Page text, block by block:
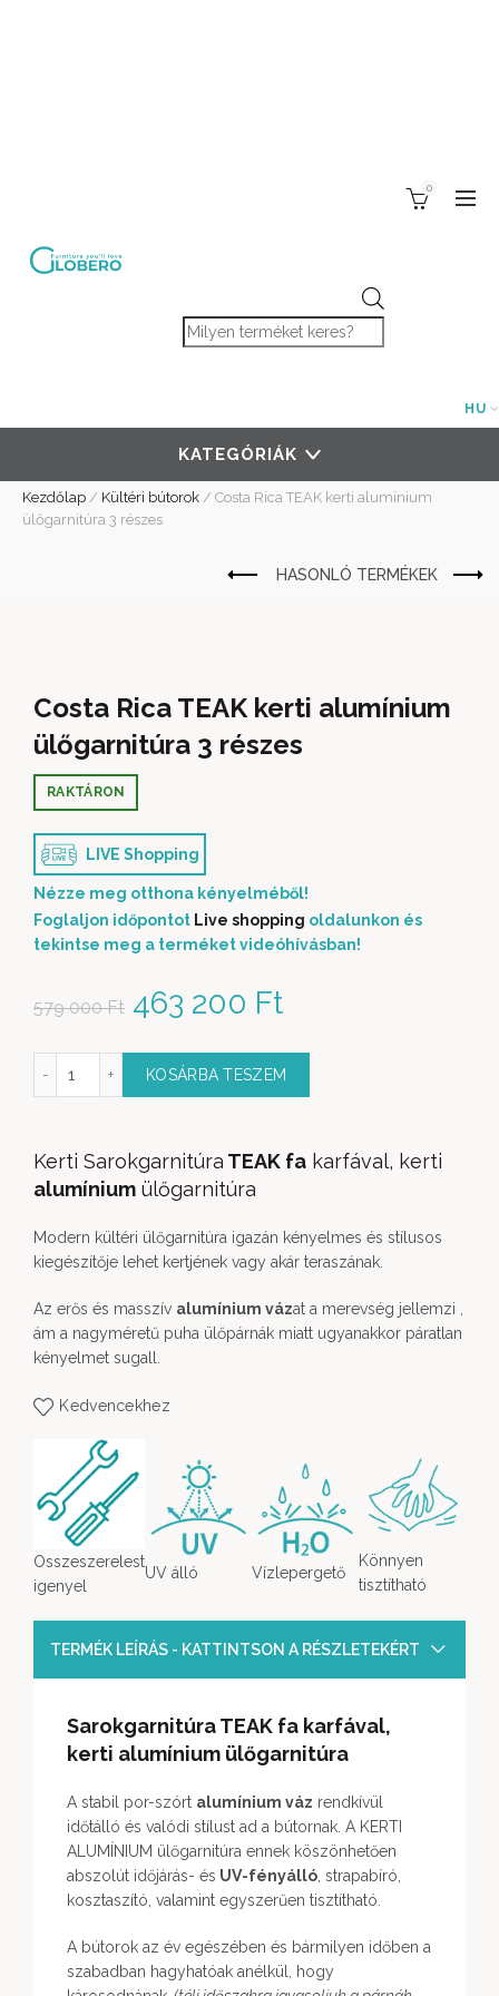
Products search
0
HU
KATEGÓRIÁK
Kezdőlap / Kültéri bútorok / Costa Rica TEAK kerti alumínium
ülőgarnitúra 3 részes
Costa Rica TEAK kerti alumínium
ülőgarnitúra 3 részes
579 000Ft Original price was: 579
000 Ft.
463 200 Ft
is: 463 200 Ft.
RAKTÁRON
LIVE Shopping
Nézze meg otthona kényelméből!
Foglaljon időpontot Live shopping oldalunkon és
tekintse meg a terméket videóhívásban!
ülőgarnitúra 3 részes mennyiség
KOSÁRBA TESZEM
Kerti Sarokgarnitúra TEAK fa karfával, kerti
alumínium ülőgarnitúra
Modern kültéri ülőgarnitúra igazán kényelmes és stílusos
kiegészítője lehet kertjének vagy akár teraszának.
Az erős és masszív alumínium vázat a merevség jellemzi ,
ám a nagyméretű puha ülőpárnák miatt ugyanakkor páratlan
kényelmet sugall.
Kedvencekhez
Osszeszerelest
igenyel
UV álló Vízlepergető
Könnyen
tisztítható
TERMÉK LEÍRÁS - KATTINTSON A RÉSZLETEKÉRT
SarokgarnitúraTEAK fa karfával,
kerti alumínium ülőgarnitúra
A stabil por-szórt alumínium váz rendkívül
időtálló és valódi stílust ad a bútornak. A KERTI
ALUMÍNIUM ülőgarnitúra ennek köszönhetően
abszolút időjárás- és UV-fényálló , strapabíró,
kosztaszító, valamint egyszerűen tisztítható.
A bútorok az év egészében és bármilyen időben a
szabadban hagyhatóak anélkül, hogy